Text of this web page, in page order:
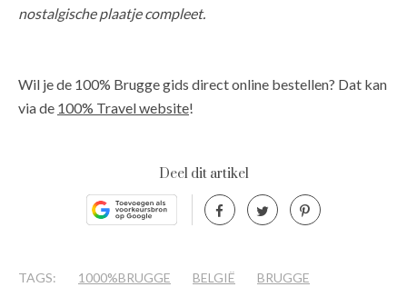
nostalgische plaatje compleet.
Wil je de 100% Brugge gids direct online bestellen? Dat kan
via de 100% Travel website!
Deel dit artikel
TAGS: 1000%BRUGGE BELGIË
BRUGGE